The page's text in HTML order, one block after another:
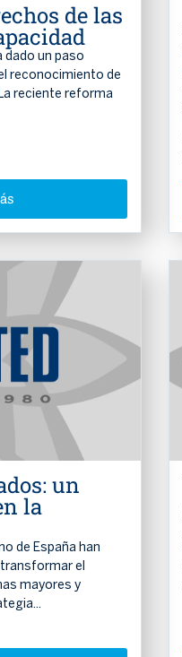
de las
dado un paso
reconocimiento de
reciente reforma
un
la
de España han
el
mayores y